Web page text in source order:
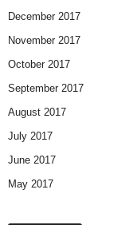
December 2017
November 2017
October 2017
September 2017
August 2017
July 2017
June 2017
May 2017